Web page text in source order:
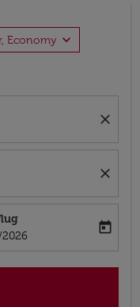
Economy expand_more
close
close
return-date-aria-label
today